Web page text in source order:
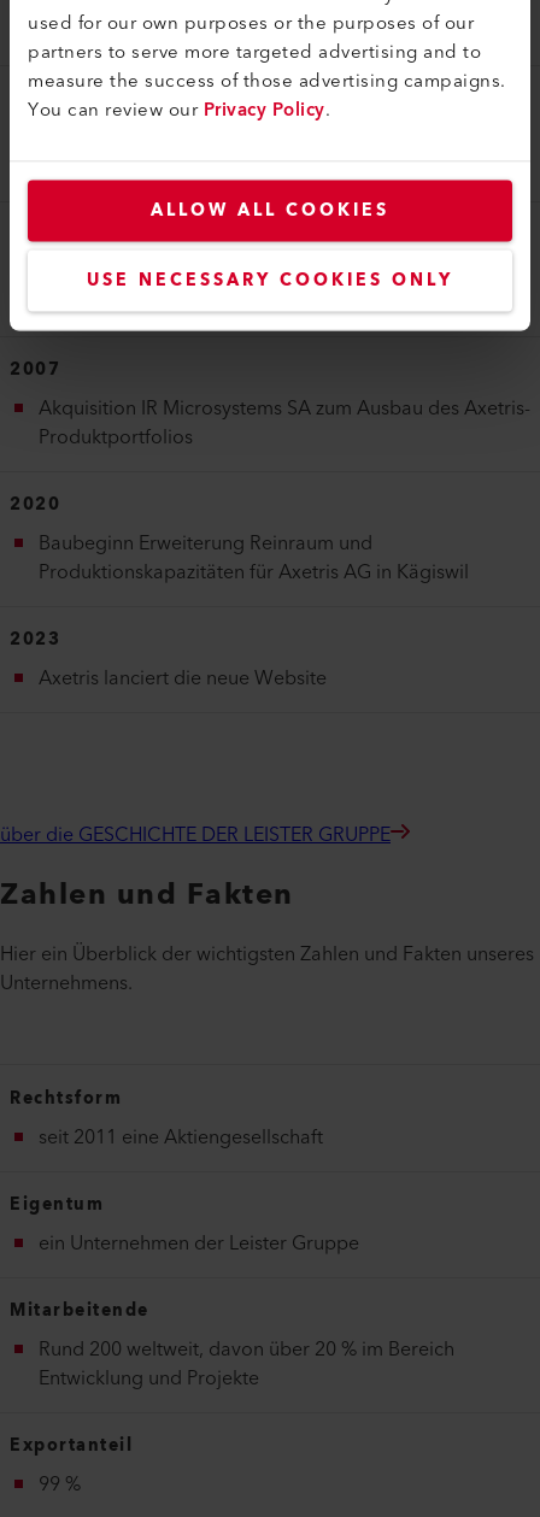
used for our own purposes or the purposes of our
partners to serve more targeted advertising and to
measure the success of those advertising campaigns.
You can review ourPrivacy Policy.
ALLOW ALL COOKIES
USE NECESSARY COOKIES ONLY
1998
1999
Die Axetris erhält einen Reinraum im Betriebsgebäude
Kägiswil
2007
Akquisition IR Microsystems SA zum Ausbau des Axetris-
Produktportfolios
2020
Baubeginn Erweiterung Reinraum und
Produktionskapazitäten für Axetris AG in Kägiswil
2023
Axetris lanciert die neue Website
über die GESCHICHTE DER LEISTER GRUPPE
Zahlen und Fakten
Hier ein Überblick der wichtigsten Zahlen und Fakten unseres
Unternehmens.
Rechtsform
seit 2011 eine Aktiengesellschaft
Eigentum
ein Unternehmen der Leister Gruppe
Mitarbeitende
Rund 200 weltweit, davon über 20 % im Bereich
Entwicklung und Projekte
Exportanteil
99 %